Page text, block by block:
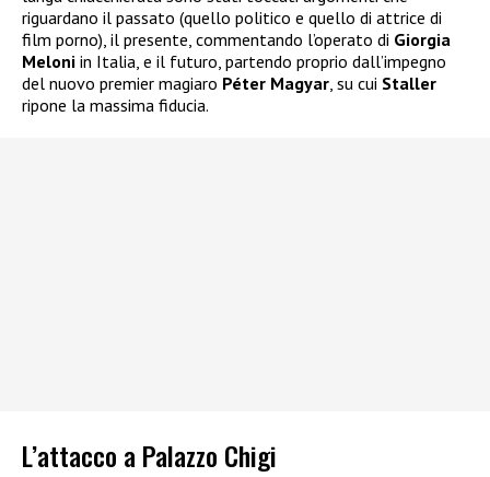
riguardano il passato (quello politico e quello di attrice di
film porno), il presente, commentando l’operato di Giorgia
Meloni in Italia, e il futuro, partendo proprio dall’impegno
del nuovo premier magiaro Péter Magyar , su cui Staller
ripone la massima fiducia.
L’attacco a Palazzo Chigi